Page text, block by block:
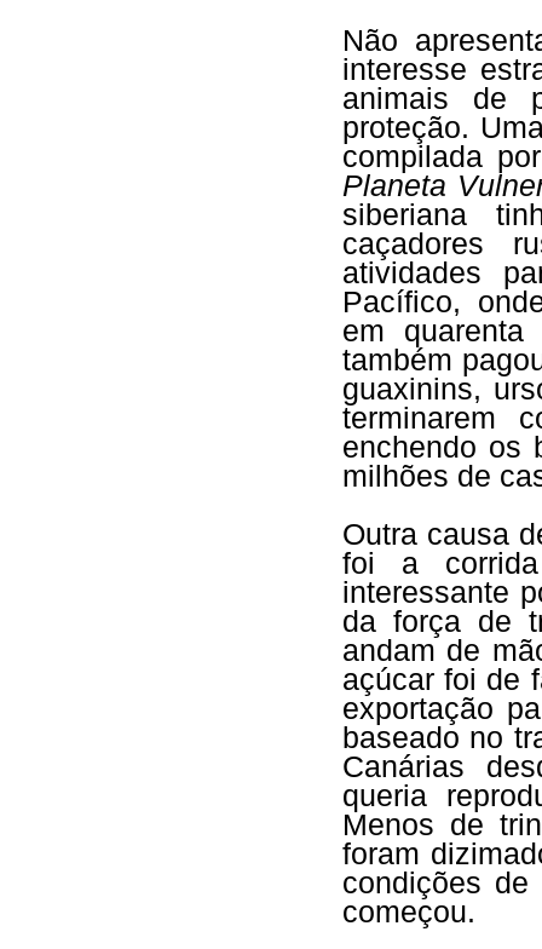
Não
interesse
animais de
proteção.
compilada
Planeta
siberiana
caçadores
atividades
Pacífico,
em
também
guaxinins,
terminarem
enchendo os
milhões de
Outra causa
foi a
interessante
da força de
andam de
açúcar foi de
exportação
baseado no
Canárias
queria
Menos de
foram
condições
começou.